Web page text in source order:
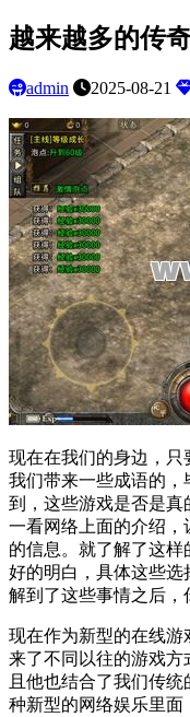
越来越多的传
admin 2025-08-21
现在在我们的身边，
我们带来一些成语的，
到，这些游戏是否是
一看网络上面的介绍
的信息。就了解了这
好的明白，具体这些选
解到了这些事情之后，
现在作为新型的在线游
来了不同以往的游戏
且他也结合了我们传统
种新型的网络娱乐里面